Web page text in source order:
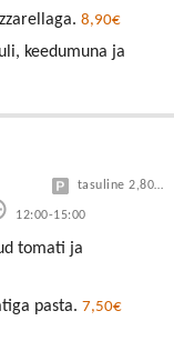
8,90€
keedumuna ja
12:00-15:00
tasuline 2,80/30min
tomati ja
pasta. 7,50€